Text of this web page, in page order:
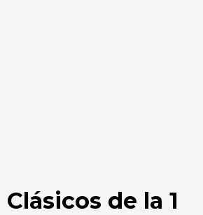
Clásicos de la 1